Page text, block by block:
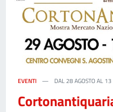
EVENTI DAL 28 AGOSTO AL